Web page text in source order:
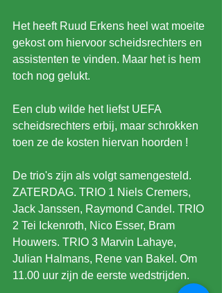
Het heeft Ruud Erkens heel wat moeite
gekost om hiervoor scheidsrechters en
assistenten te vinden. Maar het is hem
toch nog gelukt.
Een club wilde het liefst UEFA
scheidsrechters erbij, maar schrokken
toen ze de kosten hiervan hoorden !
De trio's zijn als volgt samengesteld.
ZATERDAG. TRIO 1 Niels Cremers,
Jack Janssen, Raymond Candel. TRIO
2 Tei Ickenroth, Nico Esser, Bram
Houwers. TRIO 3 Marvin Lahaye,
Julian Halmans, Rene van Bakel. Om
11.00 uur zijn de eerste wedstrijden.